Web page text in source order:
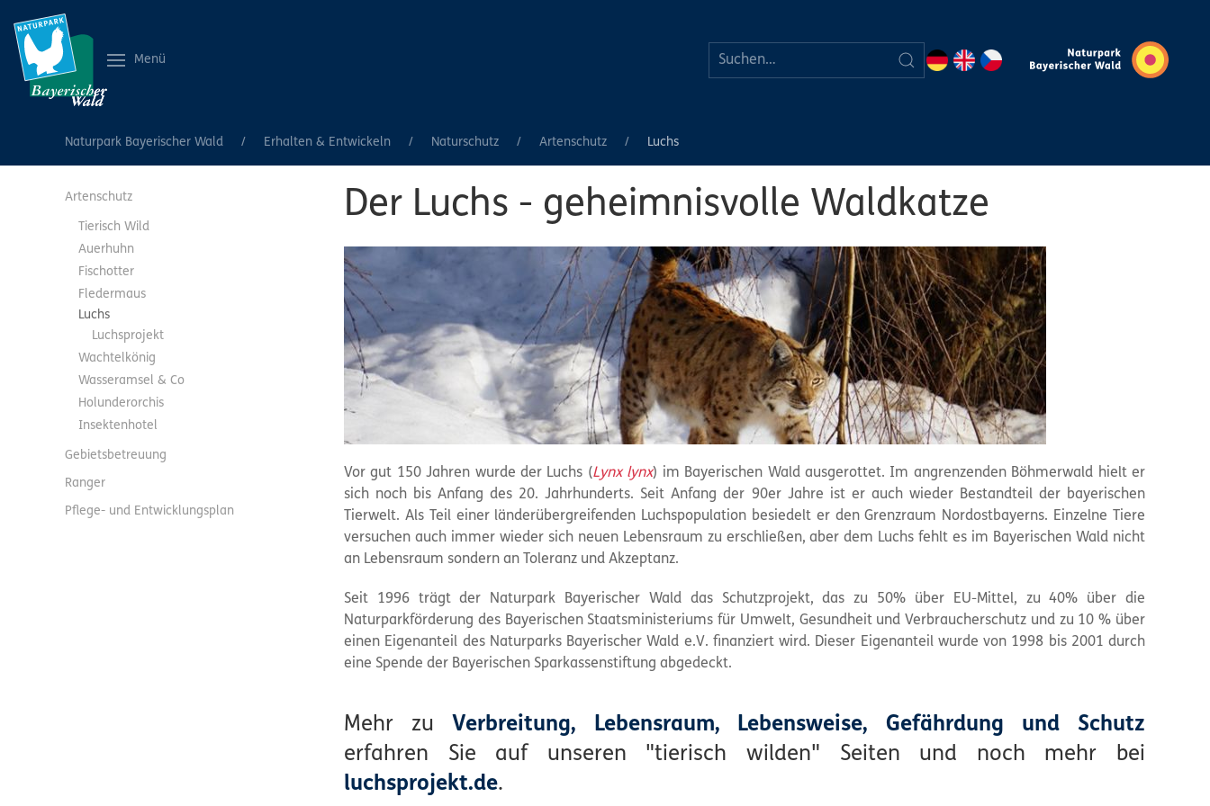
Menü
Naturpark Bayerischer Wald Erhalten & Entwickeln Naturschutz Artenschutz Luchs
Der Luchs - geheimnisvolle Waldkatze
Vor gut 150 Jahren wurde der Luchs (Lynx lynx) im Bayerischen Wald ausgerottet. Im angrenzenden Böhmerwald hielt er
sich noch bis Anfang des 20. Jahrhunderts. Seit Anfang der 90er Jahre ist er auch wieder Bestandteil der bayerischen
Tierwelt. Als Teil einer länderübergreifenden Luchspopulation besiedelt er den Grenzraum Nordostbayerns. Einzelne Tiere
versuchen auch immer wieder sich neuen Lebensraum zu erschließen, aber dem Luchs fehlt es im Bayerischen Wald nicht
an Lebensraum sondern an Toleranz und Akzeptanz.
Seit 1996 trägt der Naturpark Bayerischer Wald das Schutzprojekt, das zu 50% über EU-Mittel, zu 40% über die
Naturparkförderung des Bayerischen Staatsministeriums für Umwelt, Gesundheit und Verbraucherschutz und zu 10 % über
einen Eigenanteil des Naturparks Bayerischer Wald e.V. finanziert wird. Dieser Eigenanteil wurde von 1998 bis 2001 durch
eine Spende der Bayerischen Sparkassenstiftung abgedeckt.
Mehr zu Verbreitung, Lebensraum, Lebensweise, Gefährdung und Schutz
erfahren Sie auf unseren "tierisch wilden" Seiten und noch mehr bei
luchsprojekt.de.
Artenschutz
Tierisch Wild
Auerhuhn
Fischotter
Fledermaus
Luchs
Luchsprojekt
Wachtelkönig
Wasseramsel & Co
Holunderorchis
Insektenhotel
Gebietsbetreuung
Ranger
Pflege- und Entwicklungsplan